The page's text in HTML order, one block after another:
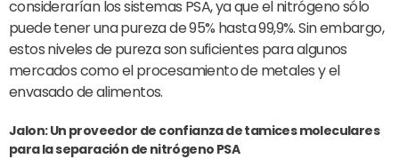
considerarían los sistemas PSA, ya que el nitrógeno sólo
puede tener una pureza de 95% hasta 99,9%. Sin embargo,
estos niveles de pureza son suficientes para algunos
mercados como el procesamiento de metales y el
envasado de alimentos.
Jalon: Un proveedor de confianza de tamices moleculares
para la separación de nitrógeno PSA